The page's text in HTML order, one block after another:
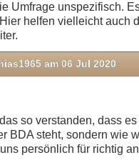
Umfrage unspezifisch.
helfen vielleicht auch
am 06 Jul 2020
so verstanden, dass
BDA steht, sondern wie
persönlich für richtig